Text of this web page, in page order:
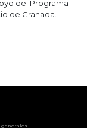
del Programa
de Granada.
generales